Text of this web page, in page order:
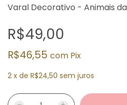
Varal Decorativo - Animais
R$49,00
R$46,55 com Pix
2 x de R$24,50 sem juros